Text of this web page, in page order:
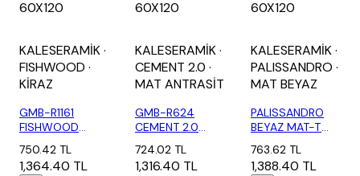
60X120
KALESERAMİK·
FISHWOOD ·
KİRAZ
GMB-R1161
FISHWOOD
M2)
750.42 TL
1,364.40 TL
60X120
KALESERAMİK·
CEMENT 2.0 ·
MAT ANTRASİT
GMB-R624
CEMENT 2.0
DJ-T (2...
724.02 TL
1,316.40 TL
60X120
KALESERAMİK·
PALISSANDRO ·
MAT BEYAZ
PALISSANDRO
BEYAZ MAT-T
763.62 TL
1,388.40 TL